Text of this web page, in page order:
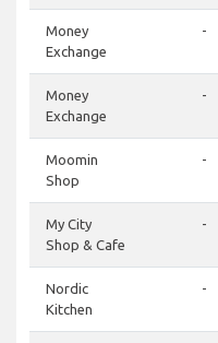
Money
Exchange
-
Money
Exchange
-
Moomin
Shop
-
My City
Shop & Cafe
-
Nordic
Kitchen
-